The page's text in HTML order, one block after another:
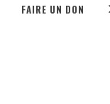
FAIRE UN DON